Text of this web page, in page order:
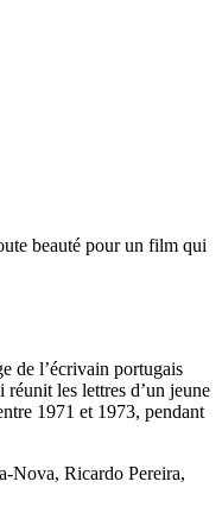
beauté pour un film qui
de l’écrivain portugais
les lettres d’un jeune
1971 et 1973, pendant
Nova, Ricardo Pereira,